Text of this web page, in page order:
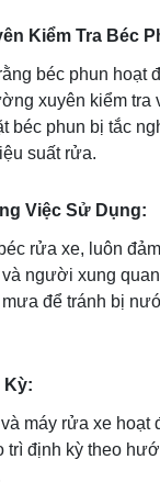
Kiểm Tra Béc
béc phun hoạt
xuyên kiểm tra
béc phun bị tắc
suất rửa.
Việc Sử Dụng:
rửa xe, luôn
người xung
mưa để tránh bị
Kỳ:
máy rửa xe hoạt
trì định kỳ theo